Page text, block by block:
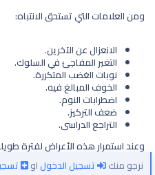
ومن العلامات التي تستحق الانتباه:
الانعزال عن الآخرين.
التغير المفاجئ في السلوك.
نوبات الغضب المتكررة.
الخوف المبالغ فيه.
اضطرابات النوم.
ضعف التركيز.
التراجع الدراسي.
وعند استمرار هذه الأعراض لفترة
نرجو منك
تسجيل الدخولاو